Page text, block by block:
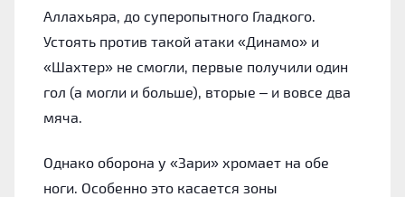
Аллахьяра, до суперопытного Гладкого.
Устоять против такой атаки «Динамо» и
«Шахтер» не смогли, первые получили один
гол (а могли и больше), вторые – и вовсе два
мяча.
Однако оборона у «Зари» хромает на обе
ноги. Особенно это касается зоны